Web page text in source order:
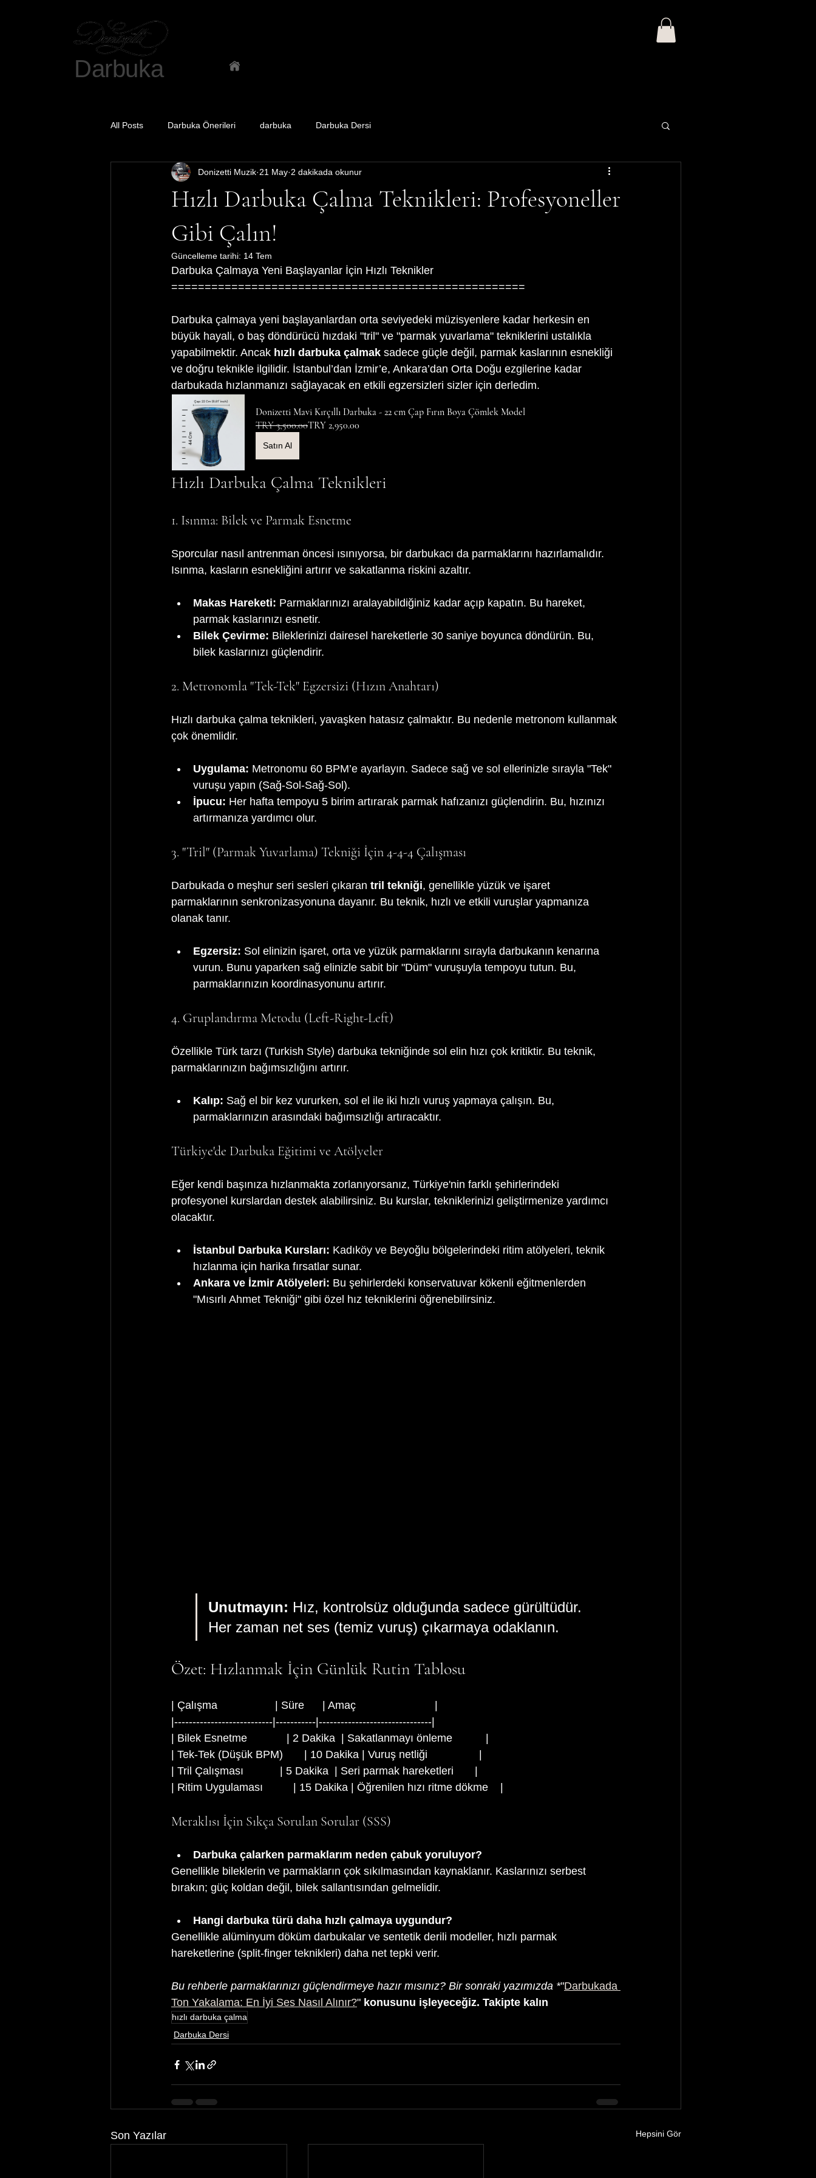
Darbuka
All Posts Darbuka Önerileri darbuka Darbuka Dersi
Hızlı Darbuka Çalma Teknikleri: Profesyoneller
Gibi Çalın!
Donizetti Muzik 21 May 2 dakikada okunur
Güncelleme tarihi: 14 Tem
Darbuka Çalmaya Yeni Başlayanlar İçin Hızlı Teknikler
=====================================================
Darbuka çalmaya yeni başlayanlardan orta seviyedeki müzisyenlere kadar herkesin en
büyük hayali, o baş döndürücü hızdaki "tril" ve "parmak yuvarlama" tekniklerini ustalıkla
yapabilmektir. Ancak hızlı darbuka çalmak sadece güçle değil, parmak kaslarının esnekliği
ve doğru teknikle ilgilidir. İstanbul’dan İzmir’e, Ankara’dan Orta Doğu ezgilerine kadar
darbukada hızlanmanızı sağlayacak en etkili egzersizleri sizler için derledim.
Donizetti Mavi Kırçıllı Darbuka - 22 cm Çap Fırın Boya Çömlek Model
TRY 3,500.00TRY 2,950.00
Satın Al
Hızlı Darbuka Çalma Teknikleri
1. Isınma: Bilek ve Parmak Esnetme
Sporcular nasıl antrenman öncesi ısınıyorsa, bir darbukacı da parmaklarını hazırlamalıdır.
Isınma, kasların esnekliğini artırır ve sakatlanma riskini azaltır.
Makas Hareketi: Parmaklarınızı aralayabildiğiniz kadar açıp kapatın. Bu hareket,
parmak kaslarınızı esnetir.
Bilek Çevirme: Bileklerinizi dairesel hareketlerle 30 saniye boyunca döndürün. Bu,
bilek kaslarınızı güçlendirir.
2. Metronomla "Tek-Tek" Egzersizi (Hızın Anahtarı)
Hızlı darbuka çalma teknikleri, yavaşken hatasız çalmaktır. Bu nedenle metronom kullanmak
çok önemlidir.
Uygulama: Metronomu 60 BPM’e ayarlayın. Sadece sağ ve sol ellerinizle sırayla "Tek"
vuruşu yapın (Sağ-Sol-Sağ-Sol).
İpucu: Her hafta tempoyu 5 birim artırarak parmak hafızanızı güçlendirin. Bu, hızınızı
artırmanıza yardımcı olur.
3. "Tril" (Parmak Yuvarlama) Tekniği İçin 4-4-4 Çalışması
Darbukada o meşhur seri sesleri çıkaran tril tekniği, genellikle yüzük ve işaret
parmaklarının senkronizasyonuna dayanır. Bu teknik, hızlı ve etkili vuruşlar yapmanıza
olanak tanır.
Egzersiz: Sol elinizin işaret, orta ve yüzük parmaklarını sırayla darbukanın kenarına
vurun. Bunu yaparken sağ elinizle sabit bir "Düm" vuruşuyla tempoyu tutun. Bu,
parmaklarınızın koordinasyonunu artırır.
4. Gruplandırma Metodu (Left-Right-Left)
Özellikle Türk tarzı (Turkish Style) darbuka tekniğinde sol elin hızı çok kritiktir. Bu teknik,
parmaklarınızın bağımsızlığını artırır.
Kalıp: Sağ el bir kez vururken, sol el ile iki hızlı vuruş yapmaya çalışın. Bu,
parmaklarınızın arasındaki bağımsızlığı artıracaktır.
Türkiye'de Darbuka Eğitimi ve Atölyeler
Eğer kendi başınıza hızlanmakta zorlanıyorsanız, Türkiye'nin farklı şehirlerindeki
profesyonel kurslardan destek alabilirsiniz. Bu kurslar, tekniklerinizi geliştirmenize yardımcı
olacaktır.
İstanbul Darbuka Kursları: Kadıköy ve Beyoğlu bölgelerindeki ritim atölyeleri, teknik
hızlanma için harika fırsatlar sunar.
Ankara ve İzmir Atölyeleri: Bu şehirlerdeki konservatuvar kökenli eğitmenlerden
"Mısırlı Ahmet Tekniği" gibi özel hız tekniklerini öğrenebilirsiniz.
Unutmayın: Hız, kontrolsüz olduğunda sadece gürültüdür.
Her zaman net ses (temiz vuruş) çıkarmaya odaklanın.
Özet: Hızlanmak İçin Günlük Rutin Tablosu
| Çalışma                   | Süre      | Amaç                          |
|---------------------------|-----------|-------------------------------|
| Bilek Esnetme             | 2 Dakika  | Sakatlanmayı önleme           |
| Tek-Tek (Düşük BPM)       | 10 Dakika | Vuruş netliği                 |
| Tril Çalışması            | 5 Dakika  | Seri parmak hareketleri       |
| Ritim Uygulaması          | 15 Dakika | Öğrenilen hızı ritme dökme    |
Meraklısı İçin Sıkça Sorulan Sorular (SSS)
Darbuka çalarken parmaklarım neden çabuk yoruluyor?
Genellikle bileklerin ve parmakların çok sıkılmasından kaynaklanır. Kaslarınızı serbest
bırakın; güç koldan değil, bilek sallantısından gelmelidir.
Hangi darbuka türü daha hızlı çalmaya uygundur?
Genellikle alüminyum döküm darbukalar ve sentetik derili modeller, hızlı parmak
hareketlerine (split-finger teknikleri) daha net tepki verir.
Bu rehberle parmaklarınızı güçlendirmeye hazır mısınız? Bir sonraki yazımızda *"Darbukada
Ton Yakalama: En İyi Ses Nasıl Alınır?" konusunu işleyeceğiz. Takipte kalın
hızlı darbuka çalma
Darbuka Dersi
Son Yazılar Hepsini Gör